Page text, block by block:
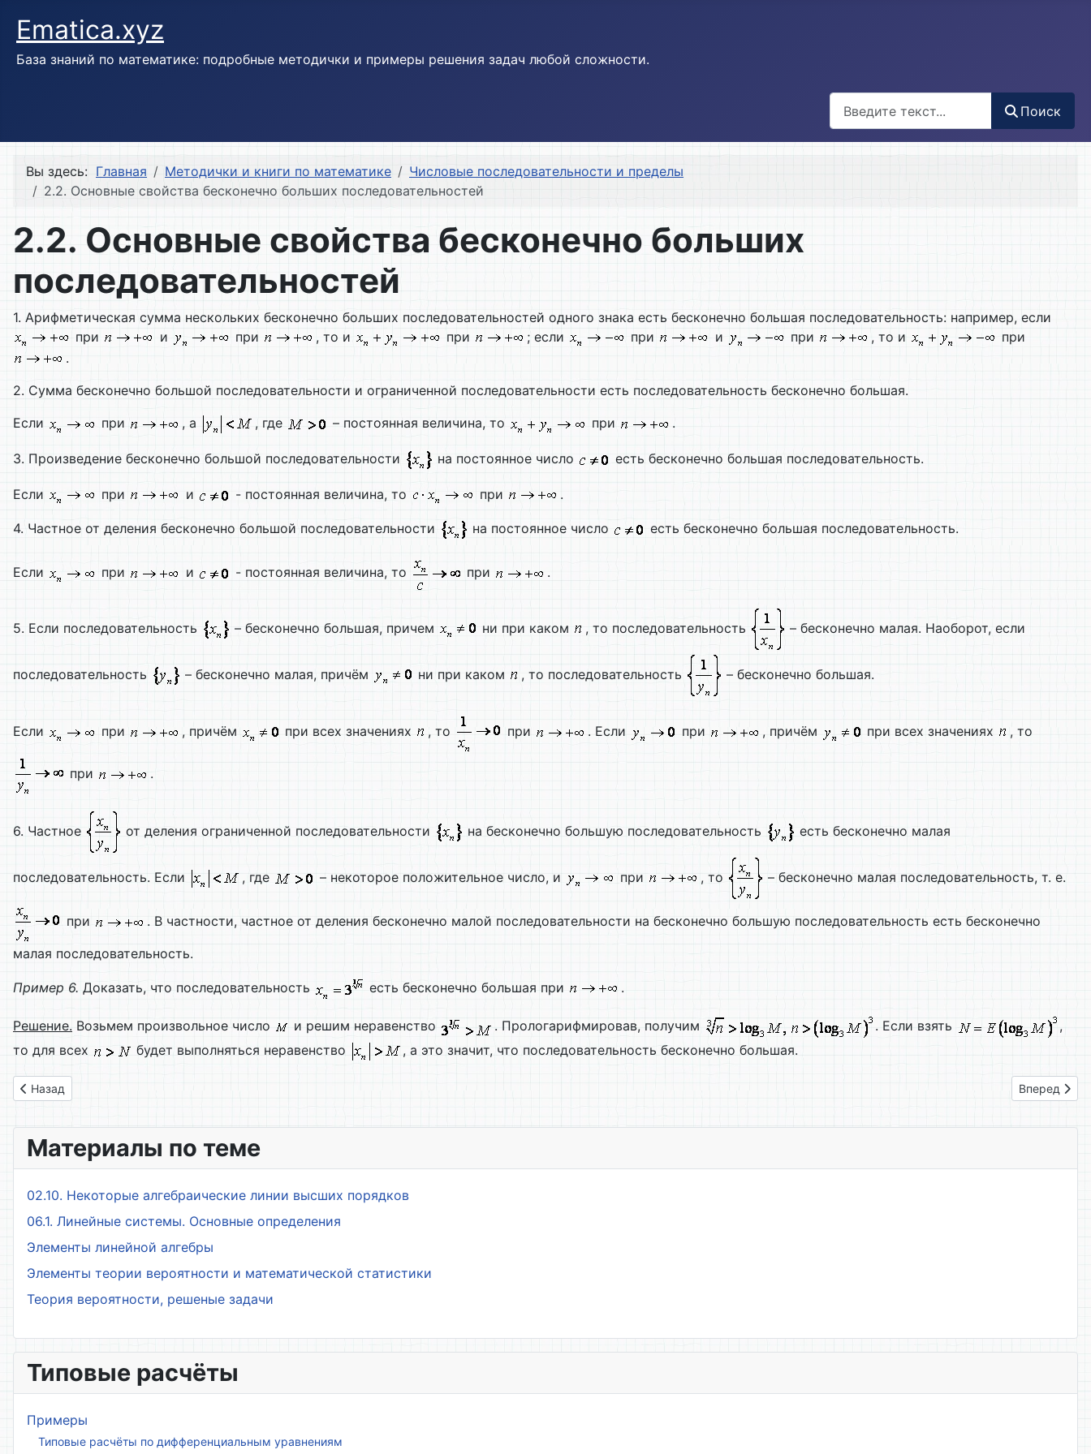
Ematica.xyz
База знаний по математике: подробные методички и примеры решения задач любой сложности.
Поиск
Вы здесь: Главная Методички и книги по математике
Числовые последовательности и пределы
2.2. Основные свойства бесконечно больших последовательностей
2.2. Основные свойства бесконечно больших
последовательностей
1. Арифметическая сумма нескольких бесконечно больших последовательностей одного знака есть бесконечно большая последовательность: например, если
при
и при , то и при ; если при и при , то и
при
.
2. Сумма бесконечно большой последовательности и ограниченной последовательности есть последовательность бесконечно большая.
Если при , а , где – постоянная величина, то при .
3. Произведение бесконечно большой последовательности на постоянное число есть бесконечно большая последовательность.
Если при и - постоянная величина, то при .
4. Частное от деления бесконечно большой последовательности на постоянное число есть бесконечно большая последовательность.
Если при и - постоянная величина, то при .
5. Если последовательность – бесконечно большая, причем ни при каком , то последовательность – бесконечно малая. Наоборот, если
последовательность – бесконечно малая, причём ни при каком , то последовательность – бесконечно большая.
Если при , причём при всех значениях , то при . Если при , причём при всех значениях , то
при .
6. Частное от деления ограниченной последовательности на бесконечно большую последовательность есть бесконечно малая
последовательность. Если , где – некоторое положительное число, и при , то – бесконечно малая последовательность, т. е.
при
. В частности, частное от деления бесконечно малой последовательности на бесконечно большую последовательность есть бесконечно
малая последовательность.
Пример 6. Доказать, что последовательность есть бесконечно большая при .
Решение. Возьмем произвольное число и решим неравенство . Прологарифмировав, получим . Если взять
,
то для всех
будет выполняться неравенство , а это значит, что последовательность бесконечно большая.
Предыдущий: 2.1. Основные свойства бесконечно малых последовательностей
Назад Следующий:
Вперед
Материалы по теме
02.10. Некоторые алгебраические линии высших порядков
06.1. Линейные системы. Основные определения
Элементы линейной алгебры
Элементы теории вероятности и математической статистики
Теория вероятности, решеные задачи
Типовые расчёты
Примеры
Типовые расчёты по дифференциальным уравнениям